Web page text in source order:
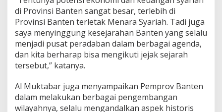
n
g
k
n
E
k
o
o
m
i
S
di Provinsi Banten sangat besar, terlebih di
Provinsi Banten terletak Menara Syariah. Tadi juga
saya menyinggung kesejarahan Banten yang selalu
menjadi pusat peradaban dalam berbagai agenda,
dan kita berharap bisa mengikuti jejak sejarah
tersebut,” katanya.
Al Muktabar juga menyampaikan Pemprov Banten
dalam melakukan berbagai pengembangan
wilayahnya, selalu mengandalkan aspek historis